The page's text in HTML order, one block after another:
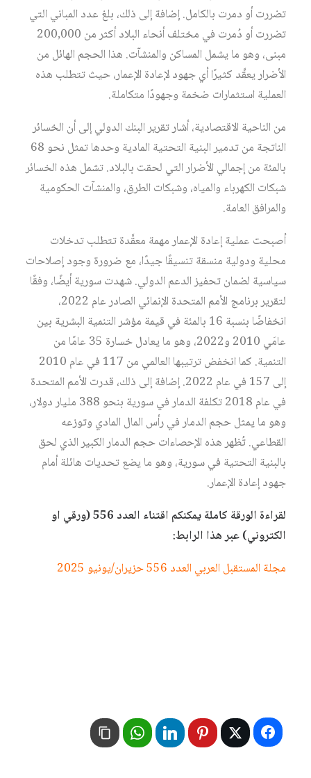
تضررت أو دمرت بالكامل. إضافة إلى ذلك، بلغ عدد المباني التي
تضررت أو دُمرت في مختلف أنحاء البلاد أكثر من 200,000
مبنى، وهو ما يشمل المساكن والمنشآت. هذا الحجم الهائل من
الأضرار يعقِّد كثيرًا أي جهود لإعادة الإعمار، حيث تتطلب هذه
العملية استثمارات ضخمة وجهودًا متكاملة.
من الناحية الاقتصادية، أشار تقرير البنك الدولي إلى أن الخسائر
الناتجة من تدمير البنية التحتية المادية وحدها تمثل نحو 68
بالمئة من إجمالي الأضرار التي لحقت بالبلاد. تشمل هذه الخسائر
شبكات الكهرباء والمياه، وشبكات الطرق، والمنشآت الحكومية
والمرافق العامة.
أصبحت عملية إعادة الإعمار مهمة معقَّدة تتطلب تدخلات
محلية ودولية منسقة تنسيقًا جيدًا، مع ضرورة وجود إصلاحات
سياسية لضمان تحفيز الدعم الدولي. شهدت سورية أيضًا، وفقًا
لتقرير برنامج الأمم المتحدة الإنمائي الصادر عام 2022،
انخفاضًا بنسبة 16 بالمئة في قيمة مؤشر التنمية البشرية بين
عامَي 2010 و2022، وهو ما يعادل خسارة 35 عامًا من
التنمية. كما انخفض ترتيبها العالمي من 117 في عام 2010
إلى 157 في عام 2022. إضافة إلى ذلك، قدرت الأمم المتحدة
في عام 2018 تكلفة الدمار في سورية بنحو 388 مليار دولار،
وهو ما يمثل حجم الدمار في رأس المال المادي وتوزعه
القطاعي. تُظهر هذه الإحصاءات حجم الدمار الكبير الذي لحق
بالبنية التحتية في سورية، وهو ما يضع تحديات هائلة أمام
جهود إعادة الإعمار.
لقراءة الورقة كاملة يمكنكم اقتناء العدد 556 (ورقي او
الكتروني) عبر هذا الرابط:
مجلة المستقبل العربي العدد 556 حزيران/يونيو 2025